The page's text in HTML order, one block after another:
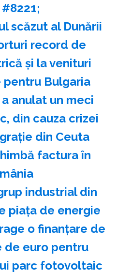
scăzut al Dunării
record de
şi la venituri
Bulgaria
anulat un meci
din cauza crizei
din Ceuta
factura în
industrial din
piața de energie
o finanțare de
de euro pentru
parc fotovoltaic